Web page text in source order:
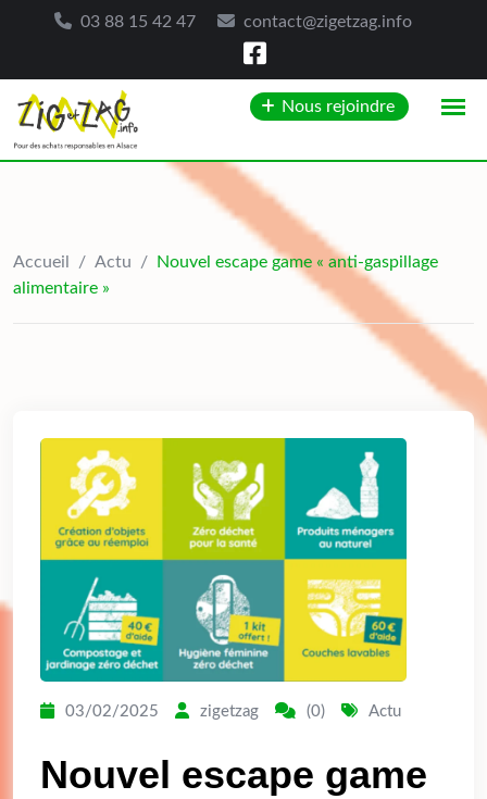
03 88 15 42 47 contact@zigetzag.info
content
Nous rejoindre
Accueil / Actu /
Nouvel escape game « anti-gaspillage
alimentaire »
03/02/2025 zigetzag (0) Actu
Nouvel escape game